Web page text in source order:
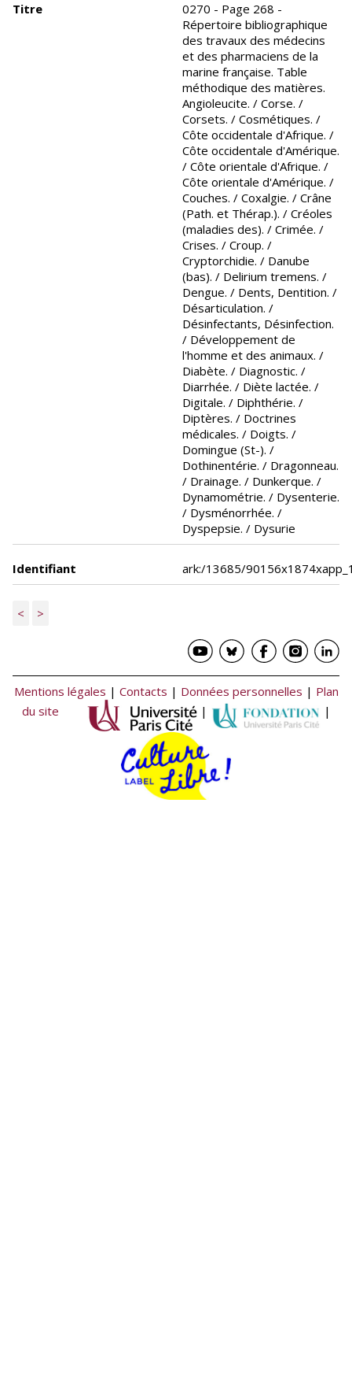
Titre
0270 - Page 268 -
Répertoire bibliographique
des travaux des médecins
et des pharmaciens de la
marine française. Table
méthodique des matières.
Angioleucite. / Corse. /
Corsets. / Cosmétiques. /
Côte occidentale d'Afrique. /
Côte occidentale d'Amérique.
/ Côte orientale d'Afrique. /
Côte orientale d'Amérique. /
Couches. / Coxalgie. / Crâne
(Path. et Thérap.). / Créoles
(maladies des). / Crimée. /
Crises. / Croup. /
Cryptorchidie. / Danube
(bas). / Delirium tremens. /
Dengue. / Dents, Dentition. /
Désarticulation. /
Désinfectants, Désinfection.
/ Développement de
l'homme et des animaux. /
Diabète. / Diagnostic. /
Diarrhée. / Diète lactée. /
Digitale. / Diphthérie. /
Diptères. / Doctrines
médicales. / Doigts. /
Domingue (St-). /
Dothinentérie. / Dragonneau.
/ Drainage. / Dunkerque. /
Dynamométrie. / Dysenterie.
/ Dysménorrhée. /
Dyspepsie. / Dysurie
Identifiant ark:/13685/
< >
Mentions légales | Contacts | Données personnelles | Plan
du site
| |